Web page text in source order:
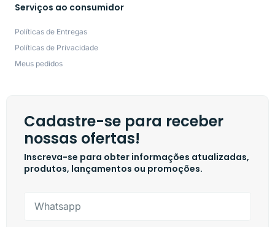
Serviços ao consumidor
Políticas de Entregas
Políticas de Privacidade
Meus pedidos
Cadastre-se para receber
nossas ofertas!
Inscreva-se para obter informações atualizadas,
produtos, lançamentos ou promoções.